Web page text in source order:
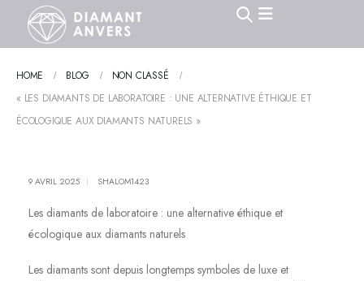
HOME BLOG
NON CLASSÉ
« LES DIAMANTS DE LABORATOIRE : UNE ALTERNATIVE ÉTHIQUE ET
ÉCOLOGIQUE AUX DIAMANTS NATURELS »
9 AVRIL 2025 SHALOM1423
Les diamants de laboratoire : une alternative éthique et
écologique aux diamants naturels
Les diamants sont depuis longtemps symboles de luxe et